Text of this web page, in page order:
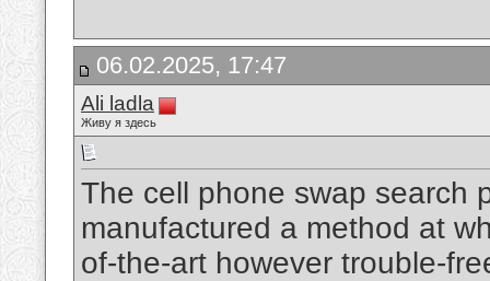
06.02.2025, 17:47
Ali ladla
Живу я здесь
The cell phone swap search
manufactured a method at
of-the-art however trouble-